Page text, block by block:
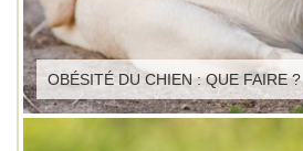
OBÉSITÉ DU CHIEN : QUE FAIRE ?